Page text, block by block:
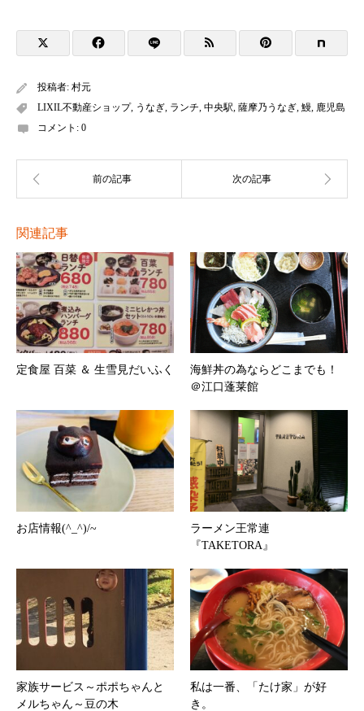
投稿者: 村元
LIXIL不動産ショップ, うなぎ ランチ 中央駅 薩摩乃うなぎ 鰻 鹿児島
コメント: 0
関連記事
定食屋 百菜 ＆ 生雪見だいふく
海鮮丼の為ならどこまでも！
＠江口蓬莱館
お店情報(^_^)/~
ラーメン王常連
『TAKETORA』
家族サービス～ポポちゃんと
メルちゃん～豆の木
私は一番、「たけ家」が好
き。